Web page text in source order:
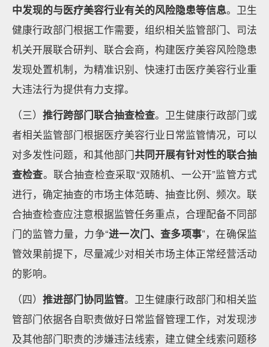
中发现的与医疗美容行业有关的风险隐患等信息。卫生
健康行政部门根据工作需要，组织相关监管部门、司法
机关开展联合研判、联合会商，构建医疗美容风险隐患
发现处置机制，为精准识别、快速打击医疗美容行业重
大违法行为提供有力支撑。
（三） 推行跨部门联合抽查检查。卫生健康行政部门或
者相关监管部门根据医疗美容行业日常监管情况，可以
对多发性问题，和其他部门共同开展有针对性的联合抽
查检查。联合抽查检查采取“双随机、一公开”监管方式
进行，确定抽查的市场主体范畴、抽查比例、频次。联
合抽查检查应注意根据监管任务重点，合理配备不同部
门的监管力量，力争“进一次门、查多项事”，在确保监
管效果前提下，尽量减少对相关市场主体正常经营活动
的影响。
（四） 推进部门协同监管。卫生健康行政部门和相关监
管部门依据各自职责做好日常监督管理工作，对发现涉
及其他部门职责的涉嫌违法线索，建立健全线索问题移